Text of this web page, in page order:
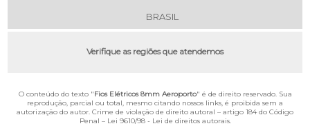
BRASIL
Verifique as regiões que atendemos
O conteúdo do texto "Fios Elétricos 8mm Aeroporto" é de direito reservado. Sua
reprodução, parcial ou total, mesmo citando nossos links, é proibida sem a
autorização do autor. Crime de violação de direito autoral – artigo 184 do Código
Penal – Lei 9610/98 - Lei de direitos autorais.